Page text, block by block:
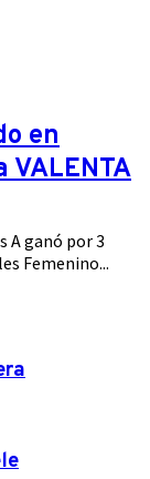
en
VALENTA
A ganó por 3
Femenino...